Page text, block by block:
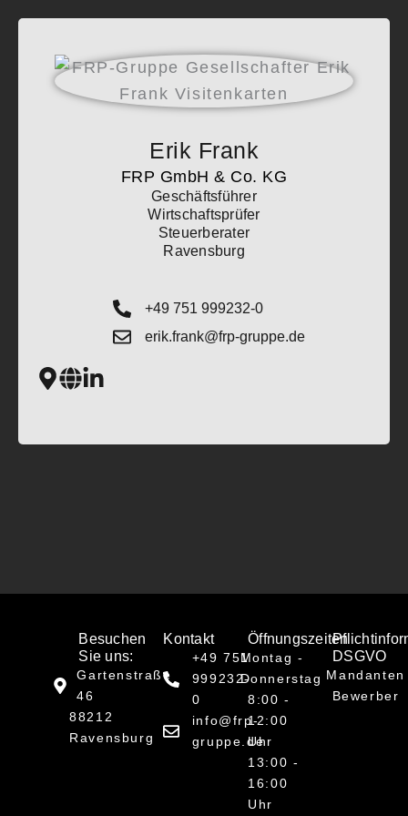
springen
Erik Frank
FRP GmbH & Co. KG
Geschäftsführer
Wirtschaftsprüfer
Steuerberater
Ravensburg
+49 751 999232-0
erik.frank@frp-gruppe.de
Besuchen
Sie uns:
Gartenstraße
46
88212
Ravensburg
Kontakt
+49 751
999232-
0
info@frp-
gruppe.de
Öffnungszeiten
Montag -
Donnerstag
8:00 -
12:00
Uhr
13:00 -
16:00
Uhr
DSGVO
Mandanten
Bewerber